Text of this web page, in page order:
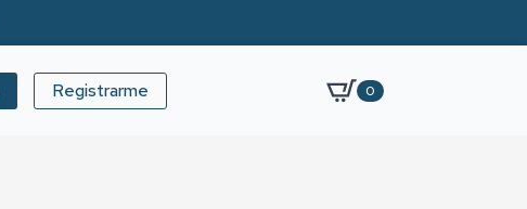
Registrarme 0